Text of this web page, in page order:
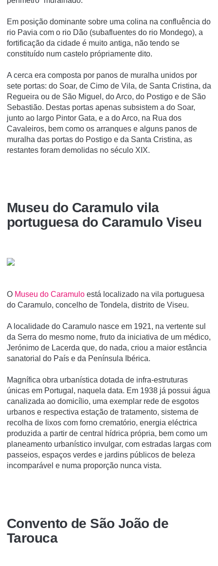
Em posição dominante sobre uma colina na confluência do
rio Pavia com o rio Dão (subafluentes do rio Mondego), a
fortificação da cidade é muito antiga, não tendo se
constituí­do num castelo própriamente dito.
A cerca era composta por panos de muralha unidos por
sete portas: do Soar, de Cimo de Vila, de Santa Cristina, da
Regueira ou de São Miguel, do Arco, do Postigo e de São
Sebastião. Destas portas apenas subsistem a do Soar,
junto ao largo Pintor Gata, e a do Arco, na Rua dos
Cavaleiros, bem como os arranques e alguns panos de
muralha das portas do Postigo e da Santa Cristina, as
restantes foram demolidas no século XIX.
Museu do Caramulo vila
portuguesa do Caramulo Viseu
O Museu do Caramulo está localizado na vila portuguesa
do Caramulo, concelho de Tondela, distrito de Viseu.
A localidade do Caramulo nasce em 1921, na vertente sul
da Serra do mesmo nome, fruto da iniciativa de um médico,
Jerónimo de Lacerda que, do nada, criou a maior estância
sanatorial do País e da Península Ibérica.
Magnífica obra urbanística dotada de infra-estruturas
únicas em Portugal, naquela data. Em 1938 já possui água
canalizada ao domicílio, uma exemplar rede de esgotos
urbanos e respectiva estação de tratamento, sistema de
recolha de lixos com forno crematório, energia eléctrica
produzida a partir de central hídrica própria, bem como um
planeamento urbanístico invulgar, com estradas largas com
passeios, espaços verdes e jardins públicos de beleza
incomparável e numa proporção nunca vista.
Convento de São João de
Tarouca